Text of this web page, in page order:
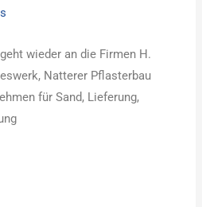
wieder an die Firmen H.
Natterer Pflasterbau
für Sand, Lieferung,